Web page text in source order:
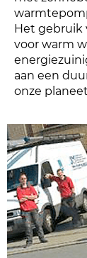
Het gebruik
voor warm
aan een
onze